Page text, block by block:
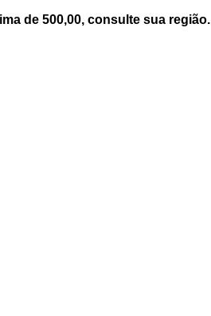
de 500,00, consulte sua região.